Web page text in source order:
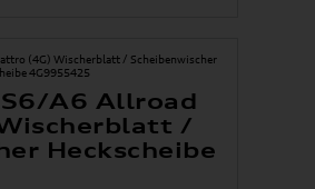
A6 Allroad
/
Heckscheibe